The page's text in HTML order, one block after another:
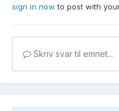
sign in now to post with
Skriv svar til emnet...